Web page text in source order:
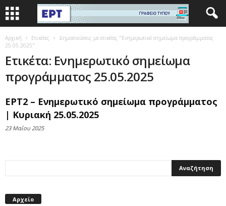
Αρχική Ετικέτες
Δημοσιεύσεις με ετικέτες "Ενημερωτικό σημείωμα προγράμματος
25.05.2025"
Ετικέτα: Ενημερωτικό σημείωμα
προγράμματος 25.05.2025
ΕΡΤ2 – Ενημερωτικό σημείωμα προγράμματος
| Κυριακή 25.05.2025
23 Μαΐου 2025
Αρχείο